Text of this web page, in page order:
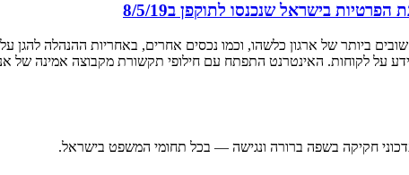
בישראל שנכנסו לתוקפן ב8/5/19
ביותר של ארגון כלשהו, ​​וכמו נכסים אחרים, באחריות ההנהלה להגן
על לקוחות. האינטרנט התפתח עם חילופי תקשורת מקבוצה אמינה של
חקיקה בשפה ברורה ונגישה — בכל תחומי המשפט בישראל.